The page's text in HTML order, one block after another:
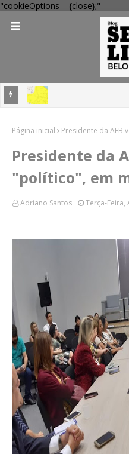
"cookieOptions = {close};"
alerta amarelo de vendaval
Página inicial Presidente da AEB
Presidente da
"político", em
Adriano Santos Terça-Feira,